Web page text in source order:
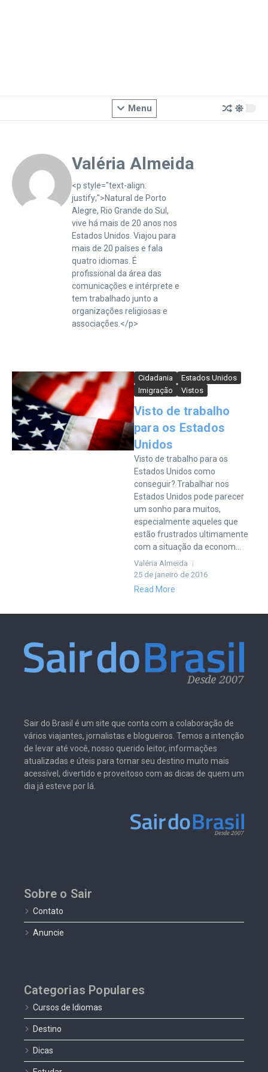
Menu
Valéria Almeida
<p style="text-align:
justify;">Natural de Porto
Alegre, Rio Grande do Sul,
vive há mais de 20 anos nos
Estados Unidos. Viajou para
mais de 20 países e fala
quatro idiomas. É
profissional da área das
comunicações e intérprete e
tem trabalhado junto a
organizações religiosas e
associações.</p>
Cidadania
Estados Unidos
Imigração
Vistos
Visto de trabalho
para os Estados
Unidos
Visto de trabalho para os
Estados Unidos como
conseguir? Trabalhar nos
Estados Unidos pode parecer
um sonho para muitos,
especialmente aqueles que
estão frustrados ultimamente
com a situação da econom...
Valéria Almeida
25 de janeiro de 2016
Read More
Sair do Brasil é um site que conta com a colaboração de
vários viajantes, jornalistas e blogueiros. Temos a intenção
de levar até você, nosso querido leitor, informações
atualizadas e úteis para tornar seu destino muito mais
acessível, divertido e proveitoso com as dicas de quem um
dia já esteve por lá.
Sobre o Sair
Contato
Anuncie
Categorias Populares
Cursos de Idiomas
Destino
Dicas